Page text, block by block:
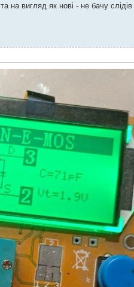
на вигляд як нові - не бачу